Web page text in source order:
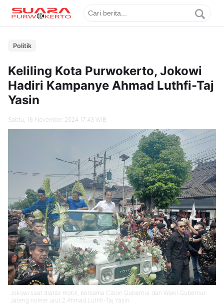
Politik
Keliling Kota Purwokerto, Jokowi
Hadiri Kampanye Ahmad Luthfi-Taj
Yasin
Sabtu, 16 November 2024 17.43 WIB
Jokowi saat diatas mobil, bersama Calon Gubernur dan Wakil Gubernur
Jateng nomer urut 2 Ahmad Luthfi-Taj Yasin